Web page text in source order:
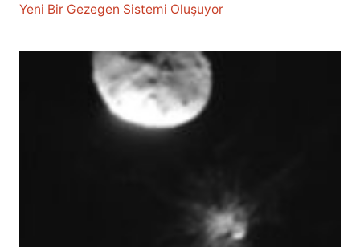
Yeni Bir Gezegen Sistemi Oluşuyor